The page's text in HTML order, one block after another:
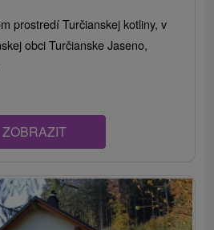
prostredí Turčianskej kotliny, v
obci Turčianske Jaseno,
ZOBRAZIT